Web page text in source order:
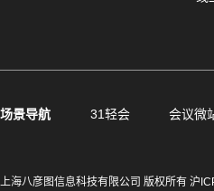
场景导航 31轻会 会议微
上海八彦图信息科技有限公司 版权所有 沪